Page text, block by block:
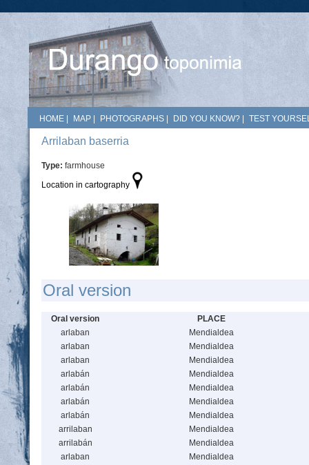
HOME MAP PHOTOGRAPHS DID YOU KNOW? TEST
Arrilaban baserria
Type: farmhouse
Location in cartography
Oral version
Oral version
PLACE
arlaban
Mendialdea
arlaban
Mendialdea
arlaban
Mendialdea
arlabán
Mendialdea
arlabán
Mendialdea
arlabán
Mendialdea
arlabán
Mendialdea
arrilaban
Mendialdea
arrilabán
Mendialdea
arlaban
Mendialdea